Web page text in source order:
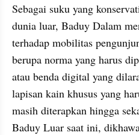
Sebagai suku yang
dunia luar, Baduy Dalam
terhadap mobilitas
berupa norma yang harus
atau benda digital yang
lapisan kain khusus yang
masih diterapkan hingga
Baduy Luar saat ini,